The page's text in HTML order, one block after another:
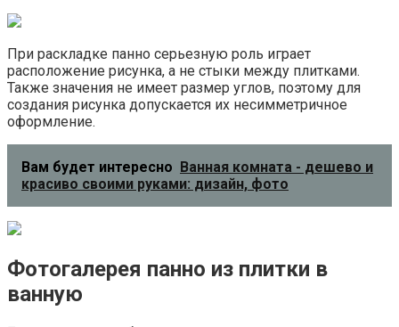
При раскладке панно серьезную роль играет
расположение рисунка, а не стыки между плитками.
Также значения не имеет размер углов, поэтому для
создания рисунка допускается их несимметричное
оформление.
Вам будет интересно Ванная комната - дешево и
красиво своими руками: дизайн, фото
Фотогалерея панно из плитки в
ванную